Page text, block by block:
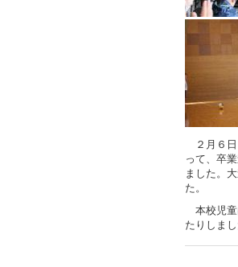
２月６日
って、卒
ました。
た。
本校児童
たりしま